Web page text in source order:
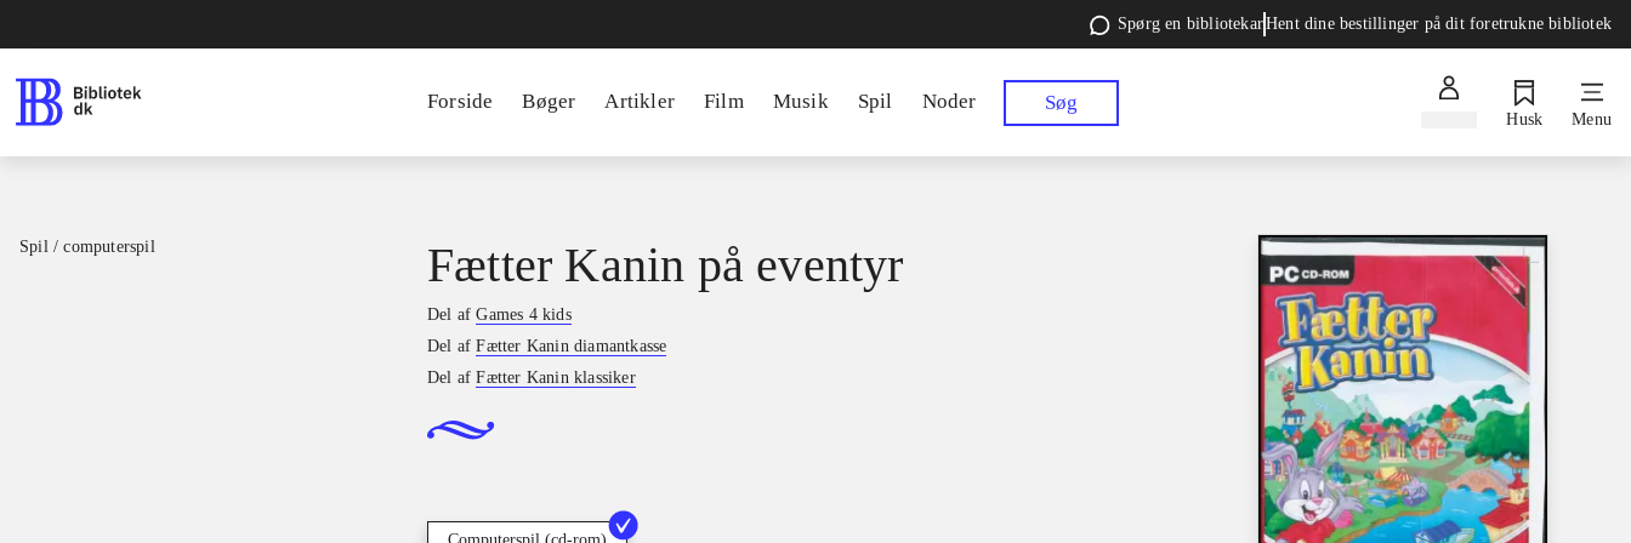
Spørg en bibliotekarHent dine bestillinger på dit foretrukne bibliotek
Forside Bøger Artikler Film Musik Spil Noder Søg
Husk Menu
Spil / computerspil Fætter Kanin på eventyr
Del afGames 4 kids
Del afFætter Kanin diamantkasse
Del afFætter Kanin klassiker